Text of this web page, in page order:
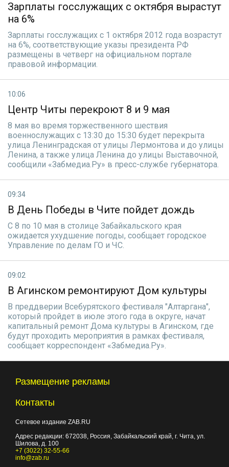
Зарплаты госслужащих с октября вырастут
на 6%
Зарплаты госслужащих с 1 октября 2012 года возрастут
на 6%, соответствующие указы президента РФ
размещены в четверг на официальном портале
правовой информации.
10:06
Центр Читы перекроют 8 и 9 мая
8 мая во время торжественного шествия
военнослужащих с 13:30 до 15:30 будет перекрыта
улица Ленинградская от улицы Лермонтова и до улицы
Ленина, а также улица Ленина до улицы Выставочной,
сообщили «Забмедиа.Ру» в пресс-службе губернатора.
09:34
В День Победы в Чите пойдет дождь
С 8 по 10 мая в столице Забайкальского края
ожидается ухудшение погоды, сообщает городское
Управление по делам ГО и ЧС.
09:02
В Агинском ремонтируют Дом культуры
В преддверии Всебурятского фестиваля "Алтаргана",
который пройдет в июле этого года в округе, начат
капитальный ремонт Дома культуры в Агинском, где
будут проходить мероприятия в рамках фестиваля,
сообщает корреспондент «Забмедиа.Ру».
Размещение рекламы
Контакты
Сетевое издание ZAB.RU
Адрес редакции: 672038, Россия, Забайкальский край, г. Чита, ул.
Шилова, д. 100
+7 (3022) 32-55-66
info@zab.ru